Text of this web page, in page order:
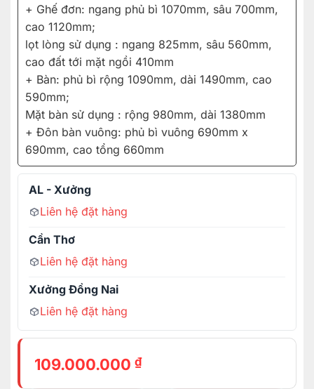
+ Ghế đơn: ngang phủ bì 1070mm, sâu 700mm,
cao 1120mm;
lọt lòng sử dụng : ngang 825mm, sâu 560mm,
cao đất tới mặt ngồi 410mm
+ Bàn: phủ bì rộng 1090mm, dài 1490mm, cao
590mm;
Mặt bàn sử dụng : rộng 980mm, dài 1380mm
+ Đôn bàn vuông: phủ bì vuông 690mm x
690mm, cao tổng 660mm
AL - Xưởng
Liên hệ đặt hàng
Cần Thơ
Liên hệ đặt hàng
Xưởng Đồng Nai
Liên hệ đặt hàng
109.000.000 ₫